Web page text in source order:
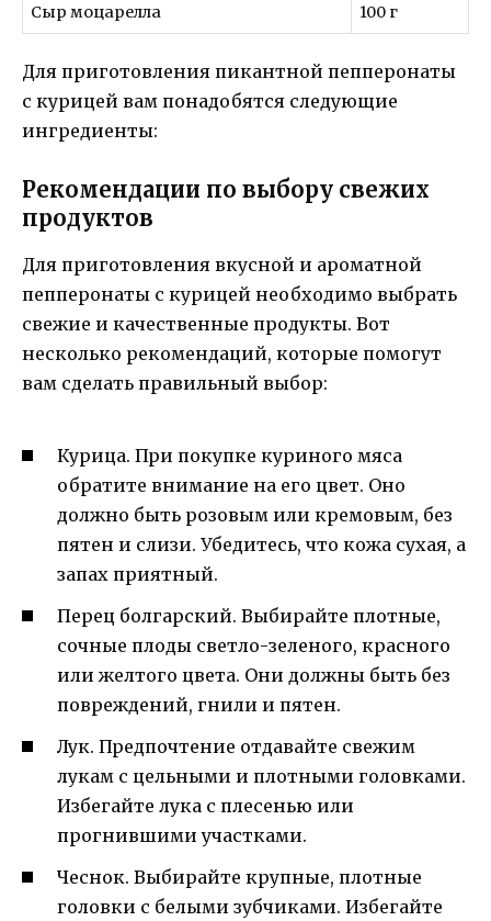
Сыр моцарелла 100 г
Для приготовления пикантной пепперонаты
с курицей вам понадобятся следующие
ингредиенты:
Рекомендации по выбору свежих
продуктов
Для приготовления вкусной и ароматной
пепперонаты с курицей необходимо выбрать
свежие и качественные продукты. Вот
несколько рекомендаций, которые помогут
вам сделать правильный выбор:
Курица. При покупке куриного мяса
обратите внимание на его цвет. Оно
должно быть розовым или кремовым, без
пятен и слизи. Убедитесь, что кожа сухая, а
запах приятный.
Перец болгарский. Выбирайте плотные,
сочные плоды светло-зеленого, красного
или желтого цвета. Они должны быть без
повреждений, гнили и пятен.
Лук. Предпочтение отдавайте свежим
лукам с цельными и плотными головками.
Избегайте лука с плесенью или
прогнившими участками.
Чеснок. Выбирайте крупные, плотные
головки с белыми зубчиками. Избегайте